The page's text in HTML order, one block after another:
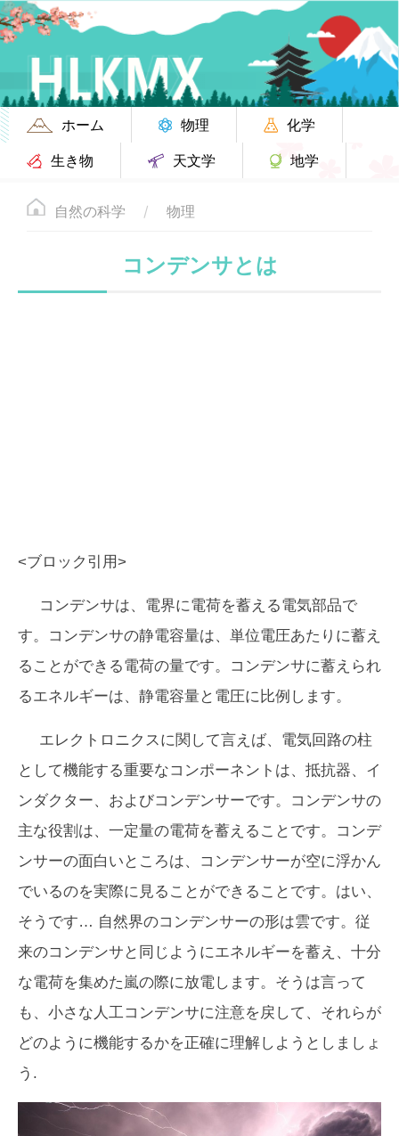
ホーム 物理
化学
生き物
天文学 地学
自然の科学 物理
コンデンサとは
<ブロック引用>
コンデンサは、電界に電荷を蓄える電気部品で
す。コンデンサの静電容量は、単位電圧あたりに蓄え
ることができる電荷の量です。コンデンサに蓄えられ
るエネルギーは、静電容量と電圧に比例します。
エレクトロニクスに関して言えば、電気回路の柱
として機能する重要なコンポーネントは、抵抗器、イ
ンダクター、およびコンデンサーです。コンデンサの
主な役割は、一定量の電荷を蓄えることです。コンデ
ンサーの面白いところは、コンデンサーが空に浮かん
でいるのを実際に見ることができることです。はい、
そうです… 自然界のコンデンサーの形は雲です。従
来のコンデンサと同じようにエネルギーを蓄え、十分
な電荷を集めた嵐の際に放電します。そうは言って
も、小さな人工コンデンサに注意を戻して、それらが
どのように機能するかを正確に理解しようとしましょ
う.